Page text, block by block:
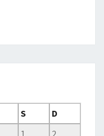
S
D